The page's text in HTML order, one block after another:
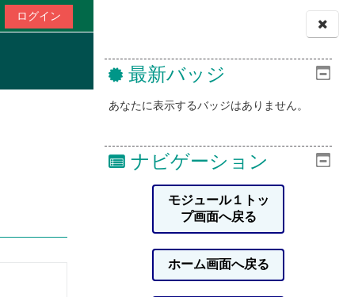
ブロック
最新バッジ
あなたに表示するバッジはありません。
ナビゲーション
モジュール１トッ
プ画面へ戻る
ホーム画面へ戻る
ログイン